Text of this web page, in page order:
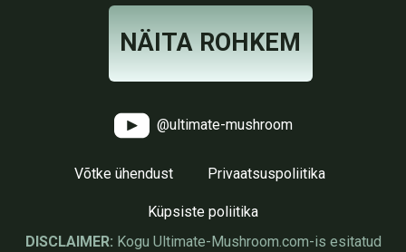
NÄITA ROHKEM
@ultimate-mushroom
Võtke ühendust Privaatsuspoliitika
Küpsiste poliitika
DISCLAIMER: Kogu Ultimate-Mushroom.com-is esitatud